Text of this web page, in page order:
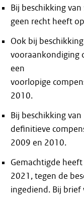
Bij beschikking
geen recht heeft
Ook bij
vooraankondiging
een
voorlopige
2010.
Bij beschikking
definitieve
2009 en 2010.
Gemachtigde
2021, tegen de
ingediend. Bij